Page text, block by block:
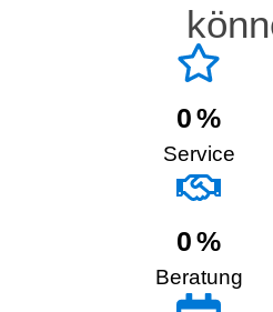
0%
Service
0%
Beratung